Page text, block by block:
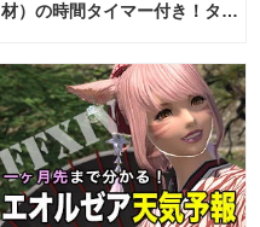
材）の時間タイマー付き！タイ